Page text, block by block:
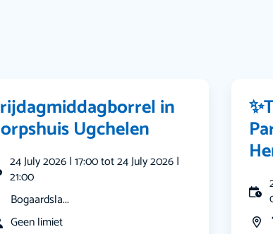
in
Ugchelen
24 July 2026 | 17:00 tot 24 July 2026 |
21:00
Bogaardsla...
Geen limiet